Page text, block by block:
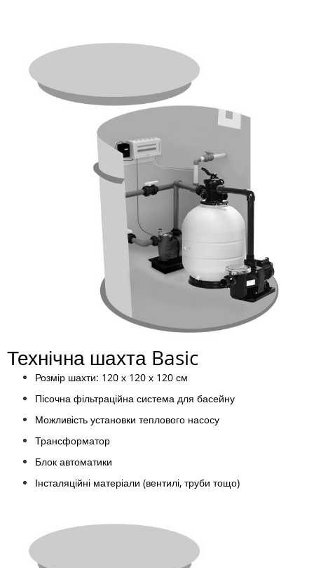
Технічна шахта Basic
Розмір шахти: 120 х 120 х 120 см
Пісочна фільтраційна система для басейну
Можливість установки теплового насосу
Трансформатор
Блок автоматики
Інсталяційні матеріали (вентилі, труби тощо)